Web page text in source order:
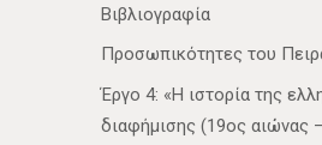
Βιβλιογραφία
Προσωπικότητες του
Έργο 4: «Η ιστορία της
διαφήμισης (19ος αιώνας